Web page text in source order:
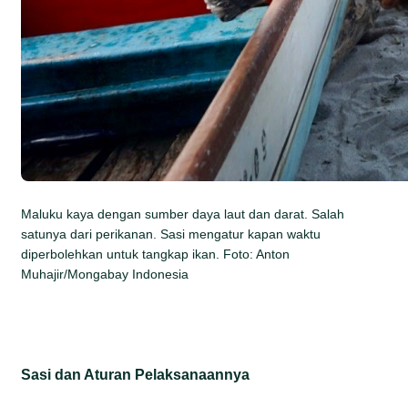
Maluku kaya dengan sumber daya laut dan darat. Salah
satunya dari perikanan. Sasi mengatur kapan waktu
diperbolehkan untuk tangkap ikan. Foto: Anton
Muhajir/Mongabay Indonesia
Sasi dan Aturan Pelaksanaannya